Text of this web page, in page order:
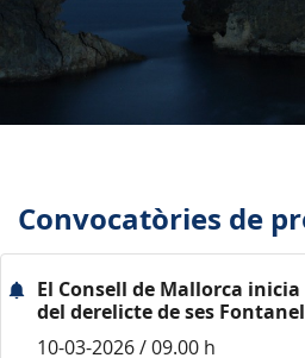
Convocatòries de
El Consell de Mallorca
del derelicte de ses
10-03-2026 / 09.00 h